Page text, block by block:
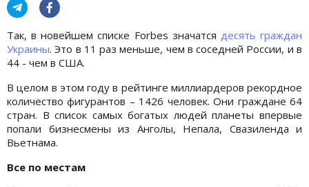
Так, в новейшем списке Forbes значатся десять граждан
Украины. Это в 11 раз меньше, чем в соседней России, и в
44 - чем в США.
В целом в этом году в рейтинге миллиардеров рекордное
количество фигурантов – 1426 человек. Они граждане 64
стран. В список самых богатых людей планеты впервые
попали бизнесмены из Анголы, Непала, Свазиленда и
Вьетнама.
Все по местам